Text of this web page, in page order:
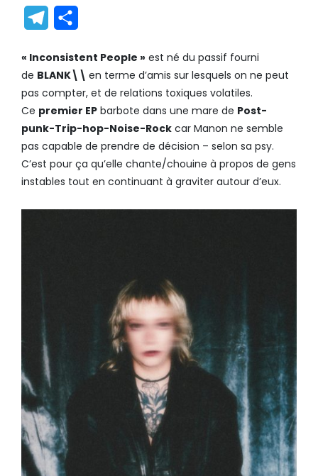
Link
Telegram
« Inconsistent People » est né du passif fourni
de BLANK\\ en terme d’amis sur lesquels on ne peut
pas compter, et de relations toxiques volatiles.
Ce premier EP barbote dans une mare de Post-
punk-Trip-hop-Noise-Rock car Manon ne semble
pas capable de prendre de décision – selon sa psy.
C’est pour ça qu’elle chante/chouine à propos de gens
instables tout en continuant à graviter autour d’eux.